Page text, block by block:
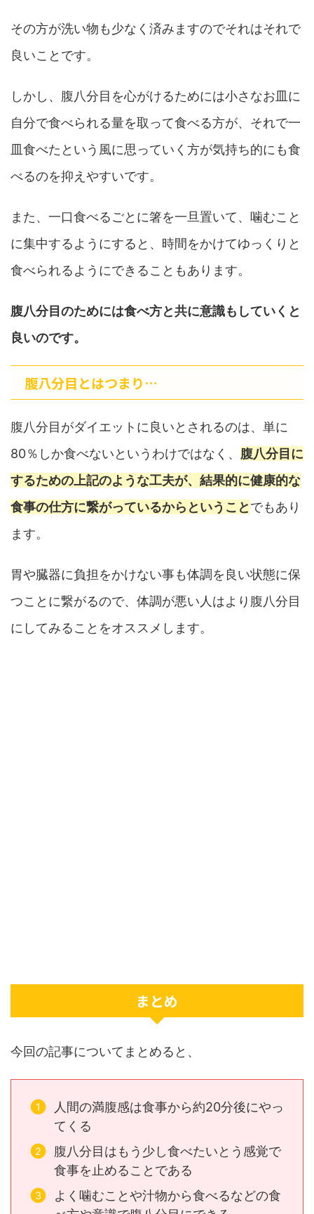
その方が洗い物も少なく済みますのでそれはそれで
良いことです。
しかし、腹八分目を心がけるためには小さなお皿に
自分で食べられる量を取って食べる方が、それで一
皿食べたという風に思っていく方が気持ち的にも食
べるのを抑えやすいです。
また、一口食べるごとに箸を一旦置いて、噛むこと
に集中するようにすると、時間をかけてゆっくりと
食べられるようにできることもあります。
腹八分目のためには食べ方と共に意識もしていくと
良いのです。
腹八分目とはつまり…
腹八分目がダイエットに良いとされるのは、単に
80％しか食べないというわけではなく、 腹八分目に
するための上記のような工夫が、結果的に健康的な
食事の仕方に繋がっているからということでもあり
ます。
胃や臓器に負担をかけない事も体調を良い状態に保
つことに繋がるので、体調が悪い人はより腹八分目
にしてみることをオススメします。
まとめ
今回の記事についてまとめると、
人間の満腹感は食事から約20分後にやっ
てくる
腹八分目はもう少し食べたいとう感覚で
食事を止めることである
よく噛むことや汁物から食べるなどの食